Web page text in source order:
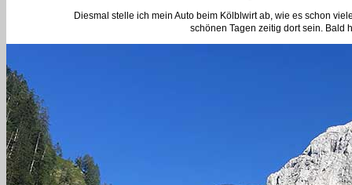
Diesmal stelle ich mein Auto beim Kölblwirt ab, wie es schon
schönen Tagen zeitig dort sein. Bald